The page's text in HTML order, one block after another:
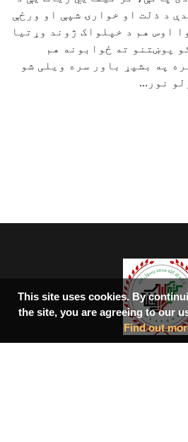
د ذلت او خوارۍ شپې او ورځې
اوس هم د خپلواک ژوند وړتیا
پوښتنو ته ځوابونه هم
په بشپړ باور سره ویلی شو
نور...
This site uses cookies. By
the site, you are agreeing to our
Find out